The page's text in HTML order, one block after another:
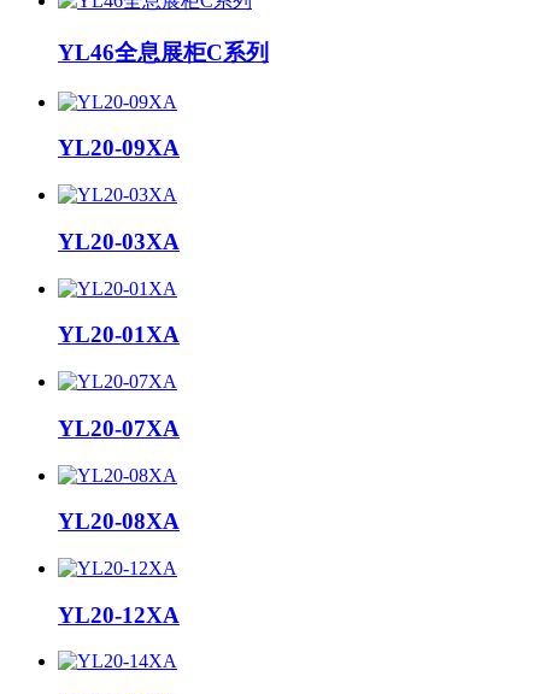
YL46全息展柜C系列
YL20-09XA
YL20-03XA
YL20-01XA
YL20-07XA
YL20-08XA
YL20-12XA